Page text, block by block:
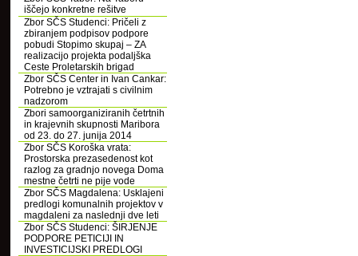
iščejo konkretne rešitve
Zbor SČS Studenci: Pričeli z
zbiranjem podpisov podpore
pobudi Stopimo skupaj – ZA
realizacijo projekta podaljška
Ceste Proletarskih brigad
Zbor SČS Center in Ivan Cankar:
Potrebno je vztrajati s civilnim
nadzorom
Zbori samoorganiziranih četrtnih
in krajevnih skupnosti Maribora
od 23. do 27. junija 2014
Zbor SČS Koroška vrata:
Prostorska prezasedenost kot
razlog za gradnjo novega Doma
mestne četrti ne pije vode
Zbor SČS Magdalena: Usklajeni
predlogi komunalnih projektov v
magdaleni za naslednji dve leti
Zbor SČS Studenci: ŠIRJENJE
PODPORE PETICIJI IN
INVESTICIJSKI PREDLOGI